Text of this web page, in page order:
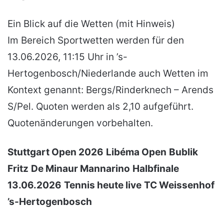
Ein Blick auf die Wetten (mit Hinweis)
Im Bereich Sportwetten werden für den
13.06.2026, 11:15 Uhr in ’s-
Hertogenbosch/Niederlande auch Wetten im
Kontext genannt: Bergs/Rinderknech – Arends
S/Pel. Quoten werden als 2,10 aufgeführt.
Quotenänderungen vorbehalten.
Stuttgart Open 2026 Libéma Open Bublik
Fritz De Minaur Mannarino Halbfinale
13.06.2026 Tennis heute live TC Weissenhof
’s-Hertogenbosch